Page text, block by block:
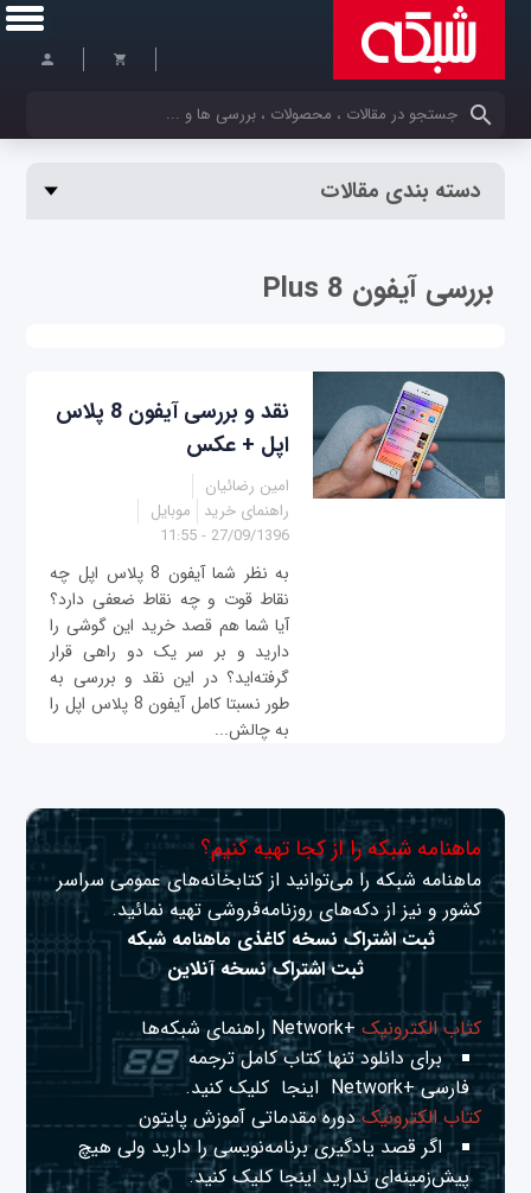
کلمات کلیدی خود را وارد کنید
دسته بندی مقالات
بررسی آیفون 8 Plus
نقد و بررسی آیفون 8 پلاس
اپل + عکس
امین رضائیان
راهنمای خرید
موبایل
27/09/1396 - 11:55
به نظر شما آیفون 8 پلاس اپل چه
نقاط قوت و چه نقاط ضعفی دارد؟
آیا شما هم قصد خرید این گوشی را
دارید و بر سر یک دو راهی قرار
گرفته‌اید؟ در این نقد و بررسی به
طور نسبتا کامل آیفون 8 پلاس اپل را
به چالش...
ماهنامه شبکه را از کجا تهیه کنیم؟
ماهنامه شبکه را می‌توانید از کتابخانه‌های عمومی سراسر
کشور و نیز از دکه‌های روزنامه‌فروشی تهیه نمائید.
ثبت اشتراک نسخه کاغذی ماهنامه شبکه
ثبت اشتراک نسخه آنلاین
کتاب الکترونیک+Network راهنمای شبکه‌ها
برای دانلود تنها کتاب کامل ترجمه
فارسی +Network
اینجا کلیک کنید.
کتاب الکترونیکدوره مقدماتی آموزش پایتون
اگر قصد یادگیری برنامه‌نویسی را دارید ولی هیچ
پیش‌زمینه‌ای نداریداینجا کلیک کنید.